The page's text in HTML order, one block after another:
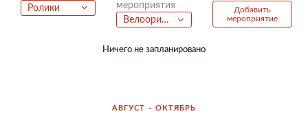
Ролики
мероприятия
Велоориентирование
Добавить
мероприятие
Ничего не запланировано
АВГУСТ – ОКТЯБРЬ